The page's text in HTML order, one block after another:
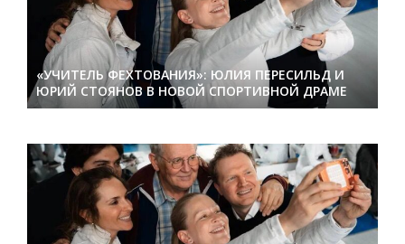
«УЧИТЕЛЬ ФЕХТОВАНИЯ»: ЮЛИЯ ПЕРЕСИЛЬД И
ЮРИЙ СТОЯНОВ В НОВОЙ СПОРТИВНОЙ ДРАМЕ